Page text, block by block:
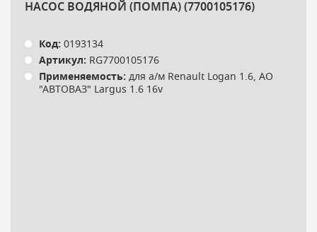
НАСОС ВОДЯНОЙ (ПОМПА) (7700105176)
Код: 0193134
Артикул: RG7700105176
Применяемость: для а/м Renault Logan 1.6, АО
"АВТОВАЗ" Largus 1.6 16v